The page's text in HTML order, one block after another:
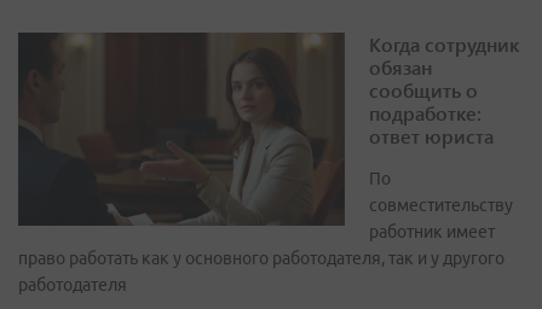
Когда сотрудник
обязан
сообщить о
подработке:
ответ юриста
По
совместительству
работник имеет
право работать как у основного работодателя, так и у другого
работодателя